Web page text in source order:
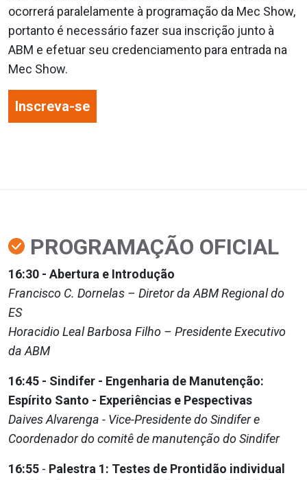
ocorrerá paralelamente à programação da Mec Show,
portanto é necessário fazer sua inscrição junto à
ABM e efetuar seu credenciamento para entrada na
Mec Show.
Inscreva-se
PROGRAMAÇÃO OFICIAL
16:30 - Abertura e Introdução
Francisco C. Dornelas – Diretor da ABM Regional do
ES
Horacidio Leal Barbosa Filho – Presidente Executivo
da ABM
16:45 - Sindifer - Engenharia de Manutenção:
Espírito Santo - Experiências e Pespectivas
Daives Alvarenga - Vice-Presidente do Sindifer e
Coordenador do comitê de manutenção do Sindifer
16:55 - Palestra 1: Testes de Prontidão individual